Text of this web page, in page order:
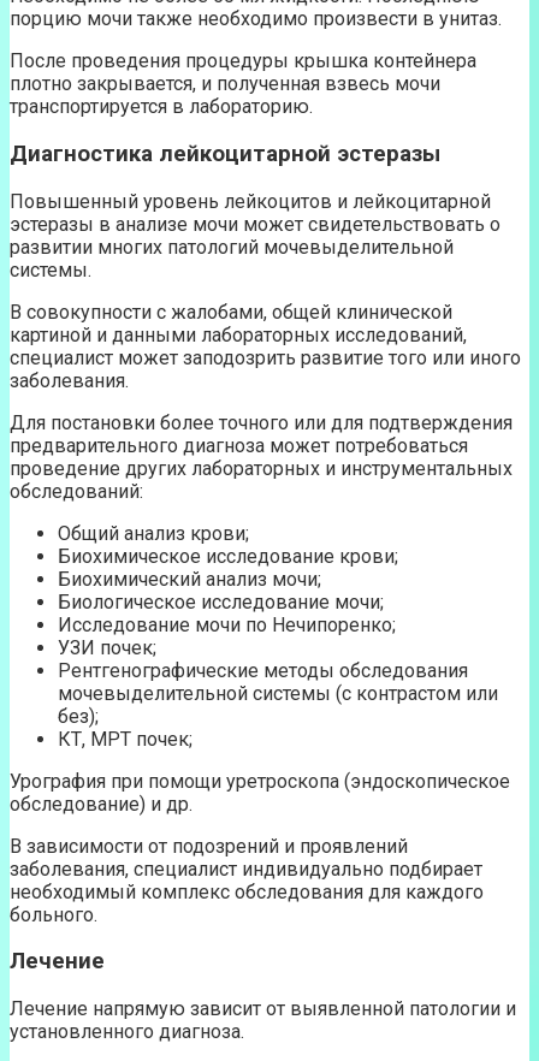
порцию мочи также необходимо произвести в унитаз.
После проведения процедуры крышка контейнера
плотно закрывается, и полученная взвесь мочи
транспортируется в лабораторию.
Диагностика лейкоцитарной эстеразы
Повышенный уровень лейкоцитов и лейкоцитарной
эстеразы в анализе мочи может свидетельствовать о
развитии многих патологий мочевыделительной
системы.
В совокупности с жалобами, общей клинической
картиной и данными лабораторных исследований,
специалист может заподозрить развитие того или иного
заболевания.
Для постановки более точного или для подтверждения
предварительного диагноза может потребоваться
проведение других лабораторных и инструментальных
обследований:
Общий анализ крови;
Биохимическое исследование крови;
Биохимический анализ мочи;
Биологическое исследование мочи;
Исследование мочи по Нечипоренко;
УЗИ почек;
Рентгенографические методы обследования
мочевыделительной системы (с контрастом или
без);
КТ, МРТ почек;
Урография при помощи уретроскопа (эндоскопическое
обследование) и др.
В зависимости от подозрений и проявлений
заболевания, специалист индивидуально подбирает
необходимый комплекс обследования для каждого
больного.
Лечение
Лечение напрямую зависит от выявленной патологии и
установленного диагноза.